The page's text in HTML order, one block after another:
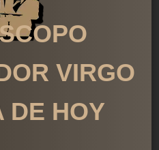
VIRGO
DE HOY